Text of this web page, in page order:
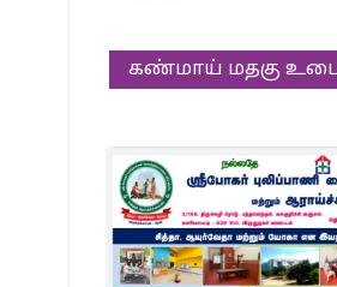
கண்மாய் மதகு